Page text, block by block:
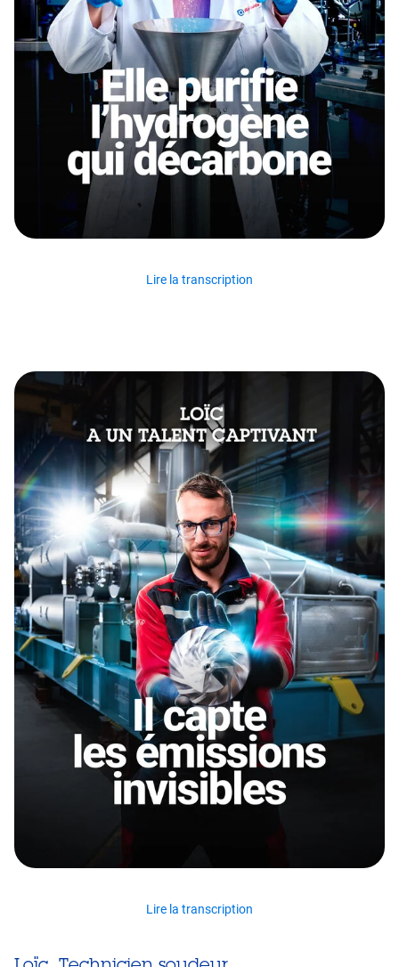
Lire la transcription
Lire la transcription